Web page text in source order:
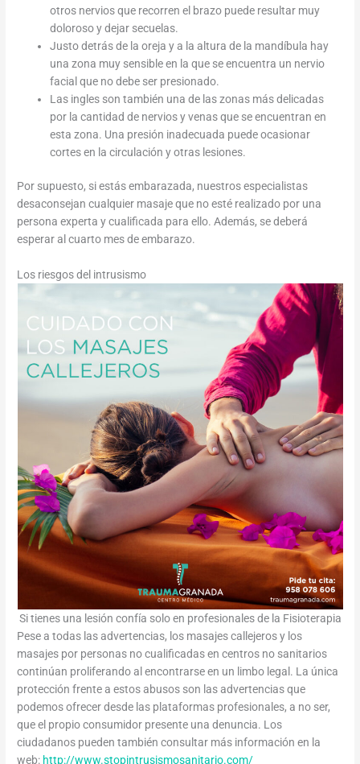
otros nervios que recorren el brazo puede resultar muy
doloroso y dejar secuelas.
Justo detrás de la oreja y a la altura de la mandíbula hay
una zona muy sensible en la que se encuentra un nervio
facial que no debe ser presionado.
Las ingles son también una de las zonas más delicadas
por la cantidad de nervios y venas que se encuentran en
esta zona. Una presión inadecuada puede ocasionar
cortes en la circulación y otras lesiones.
Por supuesto, si estás embarazada, nuestros especialistas
desaconsejan cualquier masaje que no esté realizado por una
persona experta y cualificada para ello. Además, se deberá
esperar al cuarto mes de embarazo.
Los riesgos del intrusismo
Si tienes una lesión confía solo en profesionales de la Fisioterapia
Pese a todas las advertencias, los masajes callejeros y los
masajes por personas no cualificadas en centros no sanitarios
continúan proliferando al encontrarse en un limbo legal. La única
protección frente a estos abusos son las advertencias que
podemos ofrecer desde las plataformas profesionales, a no ser,
que el propio consumidor presente una denuncia. Los
ciudadanos pueden también consultar más información en la
web: http://www.stopintrusismosanitario.com/